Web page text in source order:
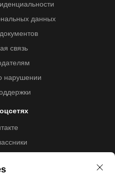
данных
связь
нарушении